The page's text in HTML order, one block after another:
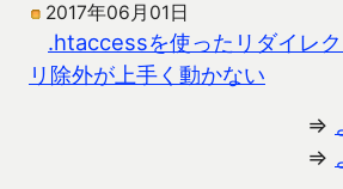
2017年06月01日
.htaccessを使ったリダイレ
リ除外が上手く動かない
⇒
⇒